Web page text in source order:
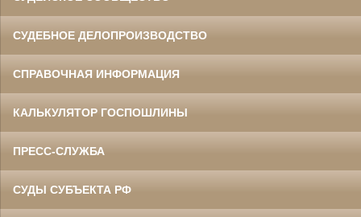
СУДЕБНОЕ ДЕЛОПРОИЗВОДСТВО
СПРАВОЧНАЯ ИНФОРМАЦИЯ
КАЛЬКУЛЯТОР ГОСПОШЛИНЫ
ПРЕСС-СЛУЖБА
СУДЫ СУБЪЕКТА РФ